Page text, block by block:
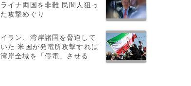
ライナ両国を非難 民間人狙っ
た攻撃めぐり
イラン、湾岸諸国を脅迫して
いた 米国が発電所攻撃すれば
湾岸全域を「停電」させる